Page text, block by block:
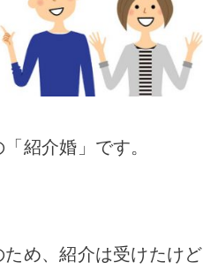
紹介婚」です。
め、紹介は受けたけど